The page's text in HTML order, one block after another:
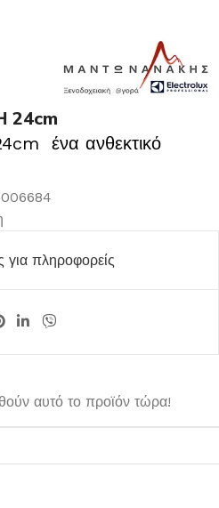
24cm
ένα ανθεκτικό
για πληροφορείς
αυτό το προϊόν τώρα!